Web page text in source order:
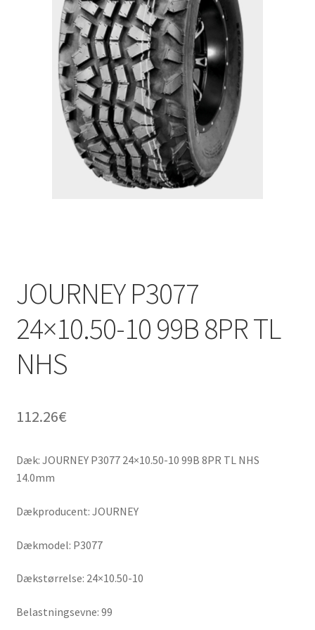
JOURNEY P3077
24×10.50-10 99B 8PR TL
NHS
112.26€
Dæk: JOURNEY P3077 24×10.50-10 99B 8PR TL NHS
14.0mm
Dækproducent: JOURNEY
Dækmodel: P3077
Dækstørrelse: 24×10.50-10
Belastningsevne: 99